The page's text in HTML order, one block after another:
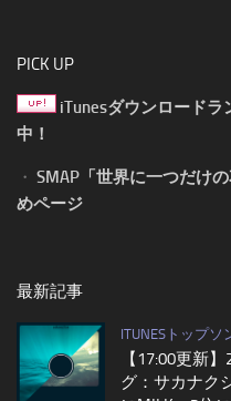
PICK UP
iTunesダウンロード
中！
・ SMAP「世界に一つだけ
めページ
最新記事
ITUNESトップソ
【17:00更新
グ：サカナク